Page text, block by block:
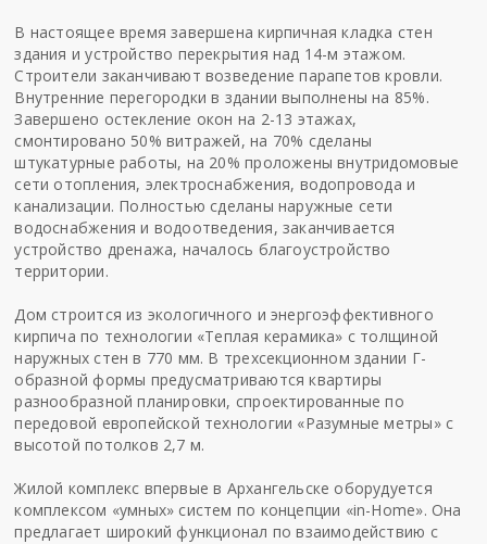
В настоящее время завершена кирпичная кладка стен
здания и устройство перекрытия над 14-м этажом.
Строители заканчивают возведение парапетов кровли.
Внутренние перегородки в здании выполнены на 85%.
Завершено остекление окон на 2-13 этажах,
смонтировано 50% витражей, на 70% сделаны
штукатурные работы, на 20% проложены внутридомовые
сети отопления, электроснабжения, водопровода и
канализации. Полностью сделаны наружные сети
водоснабжения и водоотведения, заканчивается
устройство дренажа, началось благоустройство
территории.
Дом строится из экологичного и энергоэффективного
кирпича по технологии «Теплая керамика» с толщиной
наружных стен в 770 мм. В трехсекционном здании Г-
образной формы предусматриваются квартиры
разнообразной планировки, спроектированные по
передовой европейской технологии «Разумные метры» с
высотой потолков 2,7 м.
Жилой комплекс впервые в Архангельске оборудуется
комплексом «умных» систем по концепции «in-Home». Она
предлагает широкий функционал по взаимодействию с